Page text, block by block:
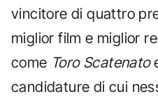
vincitore di quattro
miglior film e miglior
come Toro Scatenato
candidature di cui